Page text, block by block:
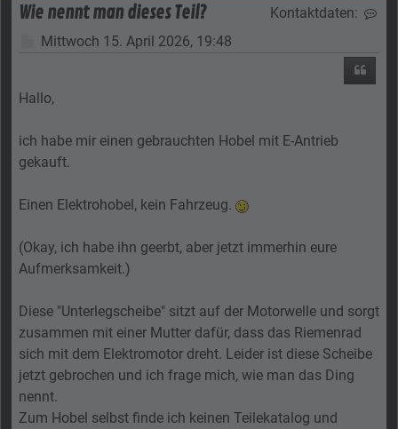
Wie nennt man dieses Teil? Kontaktdaten:
Beitrag
Mittwoch 15. April 2026, 19:48
Hallo,
ich habe mir einen gebrauchten Hobel mit E-Antrieb
gekauft.
Einen Elektrohobel, kein Fahrzeug.
(Okay, ich habe ihn geerbt, aber jetzt immerhin eure
Aufmerksamkeit.)
Diese "Unterlegscheibe" sitzt auf der Motorwelle und sorgt
zusammen mit einer Mutter dafür, dass das Riemenrad
sich mit dem Elektromotor dreht. Leider ist diese Scheibe
jetzt gebrochen und ich frage mich, wie man das Ding
nennt.
Zum Hobel selbst finde ich keinen Teilekatalog und